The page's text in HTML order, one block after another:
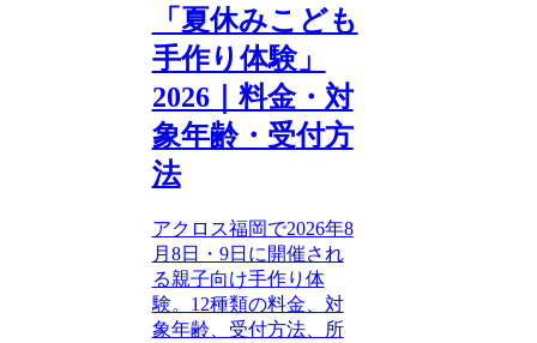
「夏休みこども
手作り体験」
2026｜料金・対
象年齢・受付方
法
アクロス福岡で2026年8
月8日・9日に開催され
る親子向け手作り体
験。12種類の料金、対
象年齢、受付方法、所